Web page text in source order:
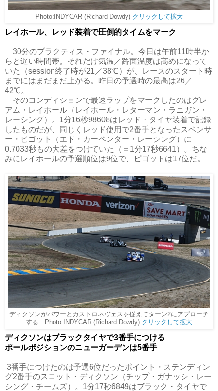
Photo:INDYCAR (Richard Dowdy) クリックして拡大
レイホール、レッド装着で圧倒的タイムをマーク
30分のプラクティス・ファイナル。今日は午前11時半か
らと遅い時間帯。それだけ気温／路面温度は高めになって
いた（session終了時が21／38℃）が、レースのスタート時
までにはまだまだ上がる。昨日の予選時の最高は26／
42℃。
そのコンディションで最速ラップをマークしたのはグレ
アム・レイホール（レイホール・レターマン・ラニガン・
レーシング）。1分16秒98608はレッド・タイヤ装着で記録
したものだが、同じくレッド使用で2番手となったスペンサ
ー・ピゴット（エド・カーペンター・レーシング）に
0.7033秒もの大差をつけていた（＝1分17秒6641）。ちな
みにレイホールの予選順位は9位で、ピゴットは17位だ。
ディクソンがパワーとカストロネヴェスを従えてターン2にアプローチ
する Photo:INDYCAR (Richard Dowdy) クリックして拡大
ディクソンはブラックタイヤで3番手につける
ポールポジションのニューガーデンは5番手
3番手につけたのは予選6位だったポイント・ステンディン
グ2番手のスコット・ディクソン（チップ・ガナッシ・レー
シング・チームズ）。1分17秒6849はブラック・タイヤで